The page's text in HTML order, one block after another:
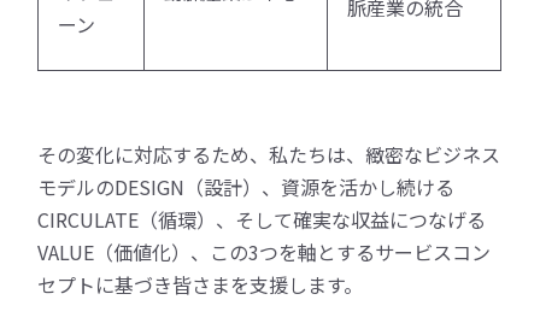
ーン
脈産業の統合
その変化に対応するため、私たちは、緻密なビジネス
モデルのDESIGN（設計）、資源を活かし続ける
CIRCULATE（循環）、そして確実な収益につなげる
VALUE（価値化）、この3つを軸とするサービスコン
セプトに基づき皆さまを支援します。